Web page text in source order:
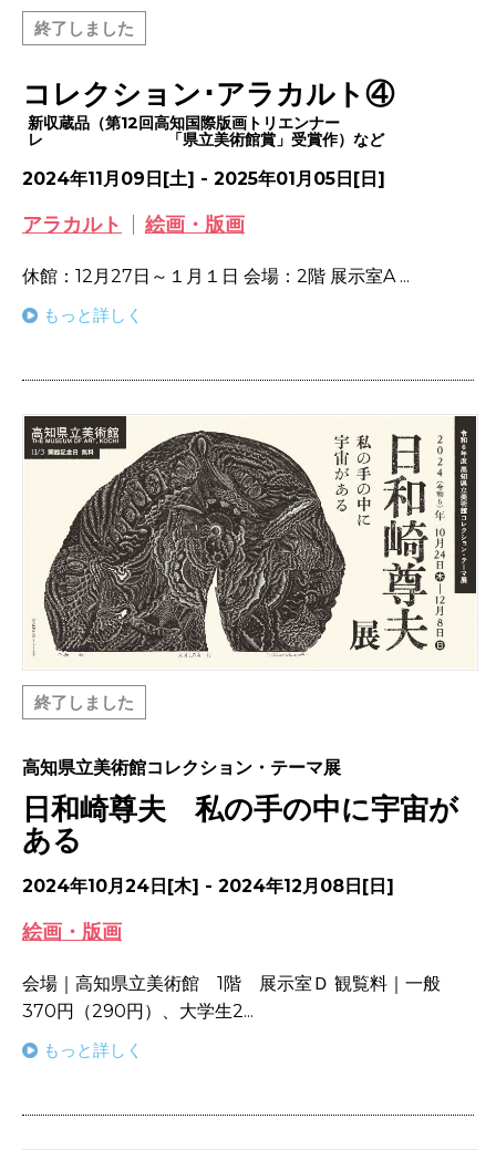
終了しました
コレクション･アラカルト④
新収蔵品（第12回高知国際版画トリエンナー
レ 「県立美術館賞」受賞作）など
2024年11月09日[土] - 2025年01月05日[日]
アラカルト 絵画・版画
休館：12月27日～１月１日 会場：2階 展示室A ...
もっと詳しく
終了しました
高知県立美術館コレクション・テーマ展
日和崎尊夫 私の手の中に宇宙が
ある
2024年10月24日[木] - 2024年12月08日[日]
絵画・版画
会場｜高知県立美術館 1階 展示室Ｄ 観覧料｜一般
370円（290円）、大学生2...
もっと詳しく